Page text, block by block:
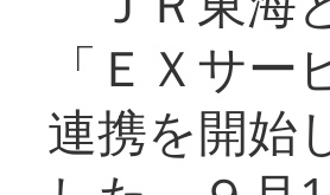
「ＥＸサ
連携を開始